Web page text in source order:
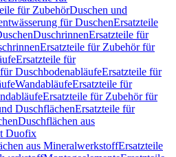
für ZubehörDuschen und
für DuschenErsatzteile
DuschrinnenErsatzteile für
Ersatzteile für Zubehör für
Ersatzteile für
DuschbodenabläufeErsatzteile für
WandabläufeErsatzteile für
Ersatzteile für Zubehör für
DuschflächenErsatzteile für
Duschflächen aus
Duofix
aus MineralwerkstoffErsatzteile